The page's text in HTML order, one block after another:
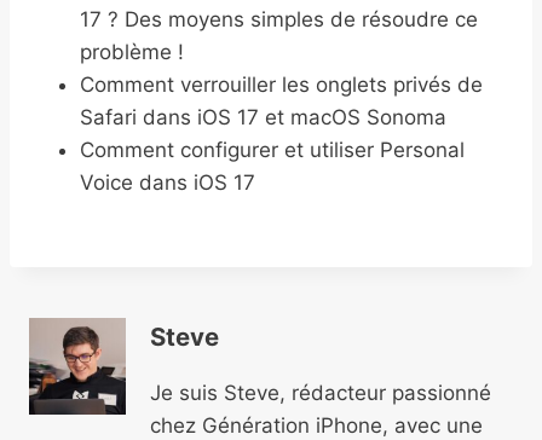
17 ? Des moyens simples de résoudre ce
problème !
Comment verrouiller les onglets privés de
Safari dans iOS 17 et macOS Sonoma
Comment configurer et utiliser Personal
Voice dans iOS 17
Steve
Je suis Steve, rédacteur passionné
chez Génération iPhone, avec une